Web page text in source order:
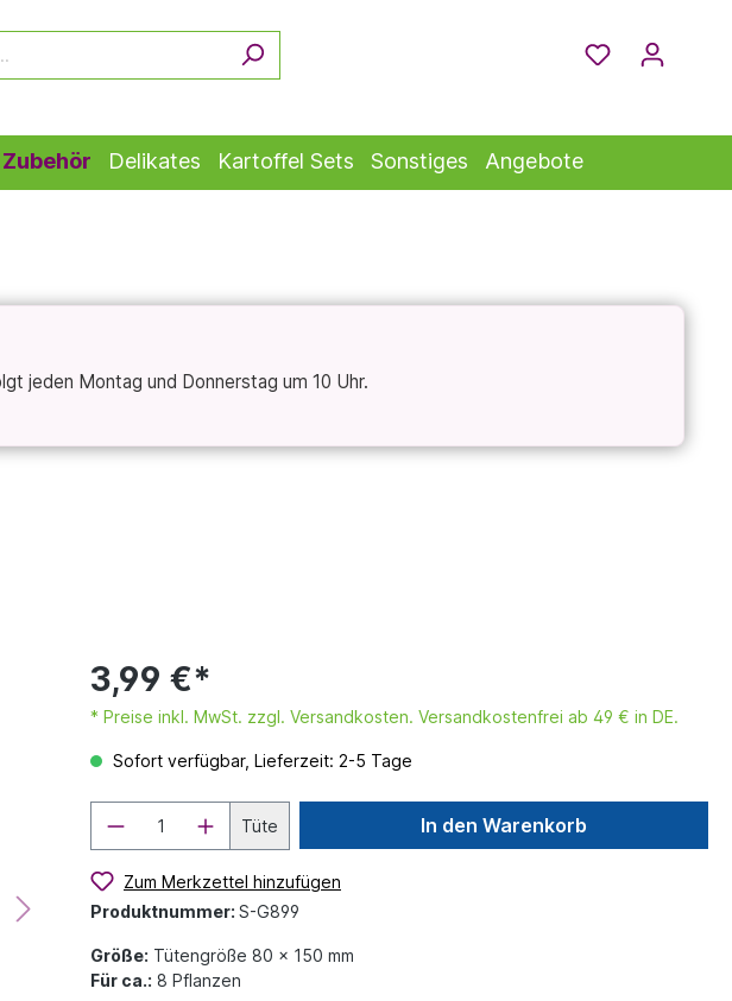
Delikates Kartoffel Sets Sonstiges Angebote
jeden Montag und Donnerstag um 10 Uhr.
3,99 €*
* Preise inkl. MwSt. zzgl. Versandkosten. Versandkostenfrei ab 49 € in DE.
Sofort verfügbar, Lieferzeit: 2-5 Tage
Tüte In den Warenkorb
Zum Merkzettel hinzufügen
Produktnummer: S-G899
Größe: Tütengröße 80 x 150 mm
Für ca.: 8 Pflanzen